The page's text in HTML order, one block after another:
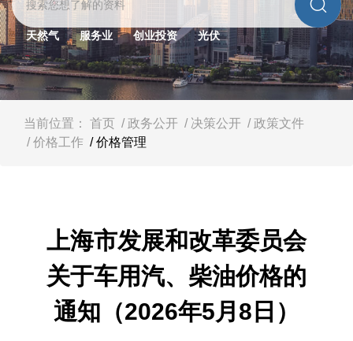
转
到
主
要
内
容
天然气 服务业 创业投资 光伏
当前位置： 首页 / 政务公开 / 决策公开 / 政策文件
/ 价格工作 / 价格管理
上海市发展和改革委员会
关于车用汽、柴油价格的
通知（2026年5月8日）